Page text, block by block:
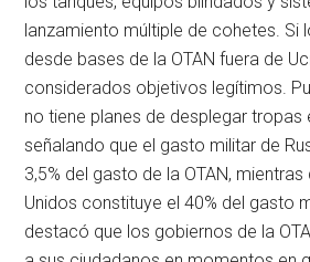
lanzamiento múltiple de cohetes. Si
desde bases de la OTAN fuera de
considerados objetivos legítimos.
no tiene planes de desplegar tropas
señalando que el gasto militar de
3,5% del gasto de la OTAN,
Unidos constituye el 40% del gasto
destacó que los gobiernos de la